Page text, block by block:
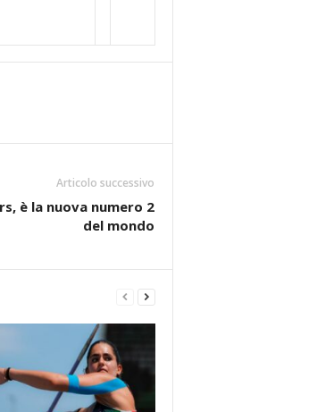
Articolo successivo
è la nuova numero 2
del mondo